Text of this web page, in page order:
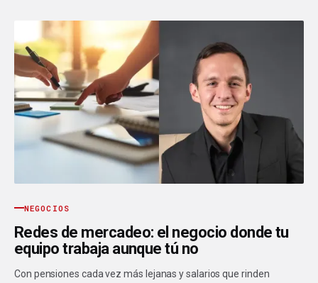
NEGOCIOS
Redes de mercadeo: el negocio donde tu
equipo trabaja aunque tú no
Con pensiones cada vez más lejanas y salarios que rinden